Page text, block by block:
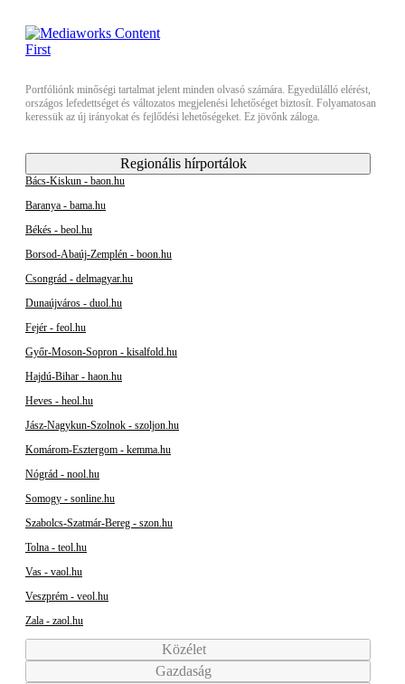
Portfóliónk minőségi tartalmat jelent minden olvasó számára. Egyedülálló elérést,
országos lefedettséget és változatos megjelenési lehetőséget biztosít. Folyamatosan
keressük az új irányokat és fejlődési lehetőségeket. Ez jövőnk záloga.
Regionális hírportálok
Bács-Kiskun - baon.hu
Baranya - bama.hu
Békés - beol.hu
Borsod-Abaúj-Zemplén - boon.hu
Csongrád - delmagyar.hu
Dunaújváros - duol.hu
Fejér - feol.hu
Győr-Moson-Sopron - kisalfold.hu
Hajdú-Bihar - haon.hu
Heves - heol.hu
Jász-Nagykun-Szolnok - szoljon.hu
Komárom-Esztergom - kemma.hu
Nógrád - nool.hu
Somogy - sonline.hu
Szabolcs-Szatmár-Bereg - szon.hu
Tolna - teol.hu
Vas - vaol.hu
Veszprém - veol.hu
Zala - zaol.hu
Közélet
Gazdaság